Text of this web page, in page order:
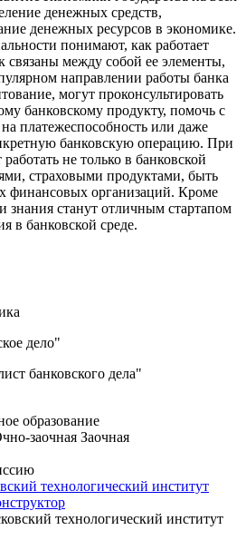
денежных средств,
денежных ресурсов в экономике.
понимают, как работает
связаны между собой ее элементы,
направлении работы банка
могут проконсультировать
банковскому продукту, помочь с
платежеспособность или даже
банковскую операцию. При
не только в банковской
страховыми продуктами, быть
финансовых организаций. Кроме
знания станут отличным стартапом
в банковской среде.
дело"
банковского дела"
образование
заочная Заочная
технологический институт